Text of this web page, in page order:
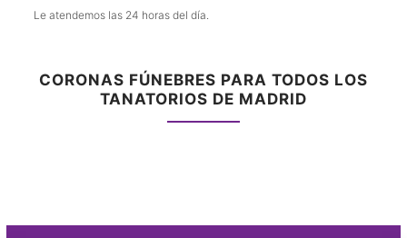
Le atendemos las 24 horas del día.
CORONAS FÚNEBRES PARA TODOS LOS
TANATORIOS DE MADRID